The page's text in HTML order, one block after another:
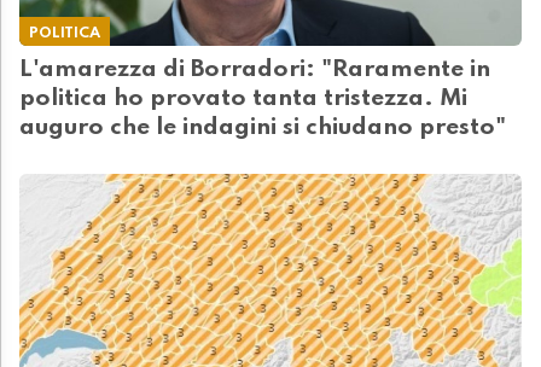
POLITICA
L'amarezza di Borradori: "Raramente in
politica ho provato tanta tristezza. Mi
auguro che le indagini si chiudano presto"